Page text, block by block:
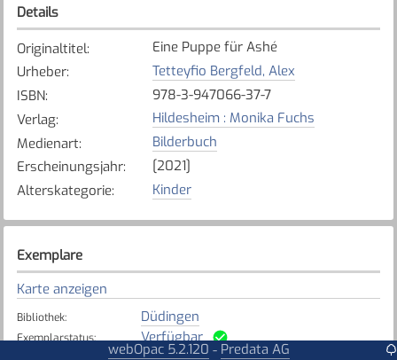
Details
Originaltitel:
Eine Puppe für Ashé
Urheber:
Tetteyfio Bergfeld, Alex
ISBN:
978-3-947066-37-7
Verlag:
Hildesheim : Monika Fuchs
Medienart:
Bilderbuch
Erscheinungsjahr:
[2021]
Alterskategorie: Kinder
Exemplare
Karte anzeigen
Bibliothek: Düdingen
Exemplarstatus: Verfügbar
webOpac 5.2.120 - Predata AG